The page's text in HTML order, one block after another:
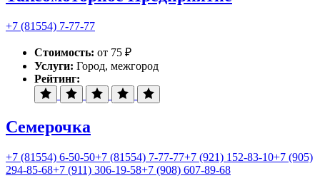
+7 (81554) 7-77-77
Стоимость: от 75 ₽
Услуги: Город, межгород
Рейтинг:
Семерочка
+7 (81554) 6-50-50+7 (81554) 7-77-77+7 (921) 152-83-10+7 (905)
294-85-68+7 (911) 306-19-58+7 (908) 607-89-68